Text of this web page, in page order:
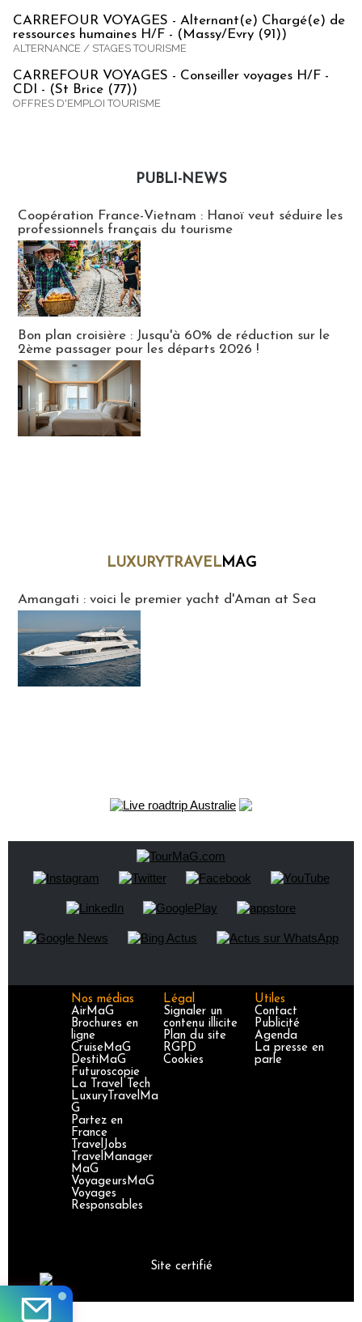
CARREFOUR VOYAGES - Alternant(e) Chargé(e) de
ressources humaines H/F - (Massy/Evry (91))
ALTERNANCE / STAGES TOURISME
CARREFOUR VOYAGES - Conseiller voyages H/F -
CDI - (St Brice (77))
OFFRES D'EMPLOI TOURISME
PUBLI-NEWS
Coopération France-Vietnam : Hanoï veut séduire les
professionnels français du tourisme
Bon plan croisière : Jusqu'à 60% de réduction sur le
2ème passager pour les départs 2026 !
LUXURYTRAVELMAG
Amangati : voici le premier yacht d'Aman at Sea
Nos médias
AirMaG
Brochures en
ligne
CruiseMaG
DestiMaG
Futuroscopie
La Travel Tech
LuxuryTravelMa
G
Partez en
France
TravelJobs
TravelManager
MaG
VoyageursMaG
Voyages
Responsables
Légal
Signaler un
contenu illicite
Plan du site
RGPD
Cookies
Utiles
Contact
Publicité
Agenda
La presse en
parle
Site certifié